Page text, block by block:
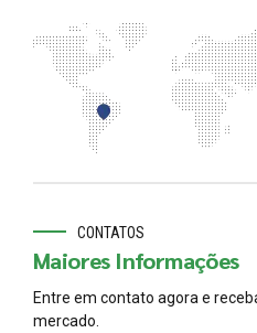
CONTATOS
Maiores Informações
Entre em contato agora e
mercado.